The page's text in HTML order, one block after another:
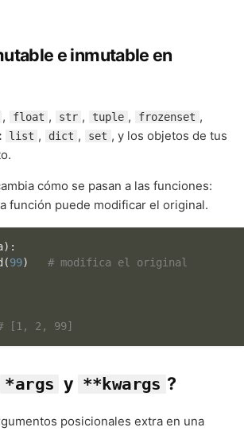
e inmutable en
, float , str , tuple , frozenset ,
list , dict , set , y los objetos de tus
cómo se pasan a las funciones:
función puede modificar el original.
):
99) # modifica el original
[1, 2, 99]
*args y **kwargs ?
posicionales extra en una